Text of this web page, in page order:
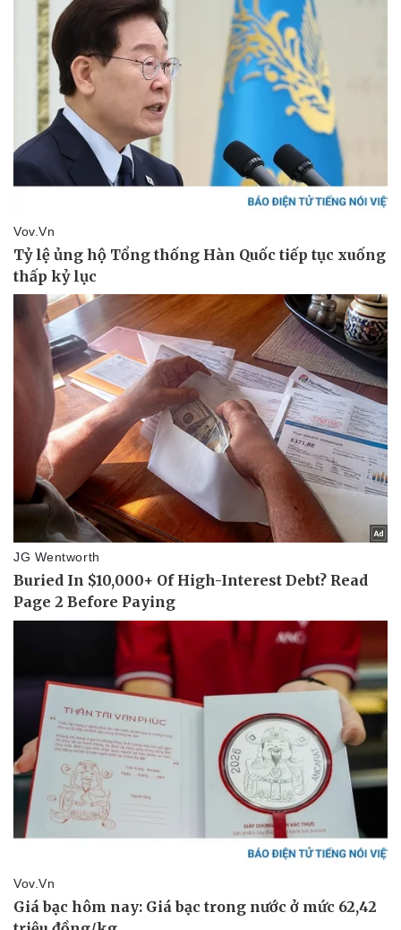
Thông tin doanh nghiệp
Doanh nghiệp 24h
Doanh nhân
Vì cộng đồng
Sành điệu
Tin Công nghệ
Trải nghiệm
Chuyển đổi số
Sức khỏe
Dinh dưỡng - món ngon
Cây thuốc
Nam khoa
Làm đẹp - giảm cân
Phòng mạch online
Ăn sạch sống khỏe
Đời sống
Blog
Tình yêu - Gia đình